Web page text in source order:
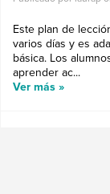
Este plan de
varios días y es
básica. Los
aprender ac...
Ver más »